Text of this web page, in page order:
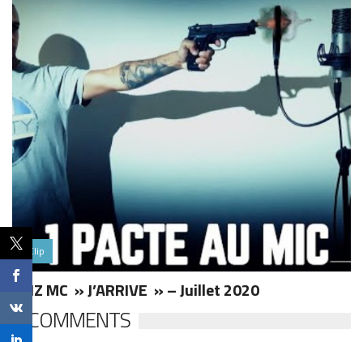
Clip
SKIZ MC » J’ARRIVE » – Juillet 2020
0 COMMENTS